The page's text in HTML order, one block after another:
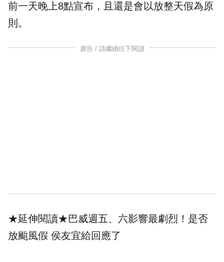
前一天晚上8點宣布，且還是會以放整天假為原
則。
廣告 / 請繼續往下閱讀
★延伸閱讀★巴威週五、六影響最劇烈！是否
放颱風假 侯友宜給回應了